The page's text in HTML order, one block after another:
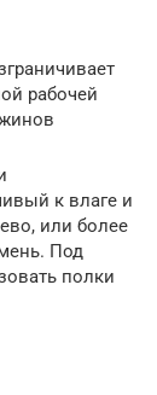
рабочей
к влаге и
или более
Под
полки